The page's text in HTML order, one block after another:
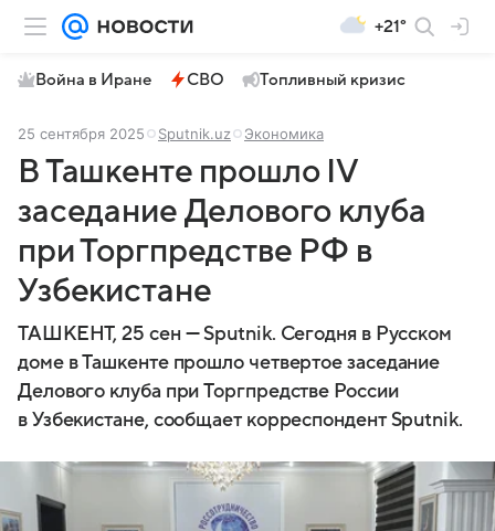
+21°
Война в Иране СВО Топливный кризис
25 сентября 2025 Sputnik.uz Экономика
В Ташкенте прошло IV
заседание Делового клуба
при Торгпредстве РФ в
Узбекистане
ТАШКЕНТ, 25 сен — Sputnik. Сегодня в Русском
доме в Ташкенте прошло четвертое заседание
Делового клуба при Торгпредстве России
в Узбекистане, сообщает корреспондент Sputnik.